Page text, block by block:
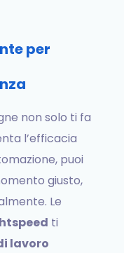
per
non solo ti fa
l’efficacia
puoi
giusto,
Le
ti
lavoro